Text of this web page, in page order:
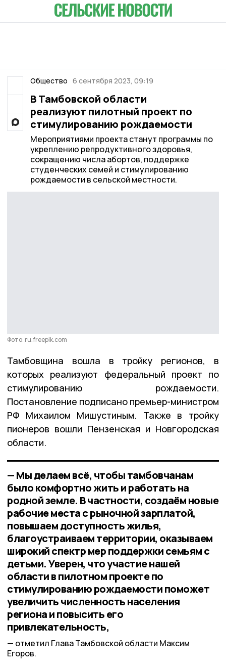
Общество 6 сентября 2023, 09:19
В Тамбовской области
реализуют пилотный проект по
стимулированию рождаемости
Мероприятиями проекта станут программы по
укреплению репродуктивного здоровья,
сокращению числа абортов, поддержке
студенческих семей и стимулированию
рождаемости в сельской местности.
Фото: ru.freepik.com
Тамбовщина вошла в тройку регионов, в
которых реализуют федеральный проект по
стимулированию рождаемости.
Постановление подписано премьер-министром
РФ Михаилом Мишустиным. Также в тройку
пионеров вошли Пензенская и Новгородская
области.
— Мы делаем всё, чтобы тамбовчанам
было комфортно жить и работать на
родной земле. В частности, создаём новые
рабочие места с рыночной зарплатой,
повышаем доступность жилья,
благоустраиваем территории, оказываем
широкий спектр мер поддержки семьям с
детьми. Уверен, что участие нашей
области в пилотном проекте по
стимулированию рождаемости поможет
увеличить численность населения
региона и повысить его
привлекательность,
отметил Глава Тамбовской области Максим
Егоров.